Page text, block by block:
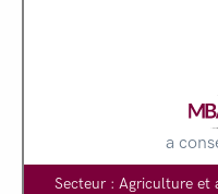
a
Secteur : Agriculture et